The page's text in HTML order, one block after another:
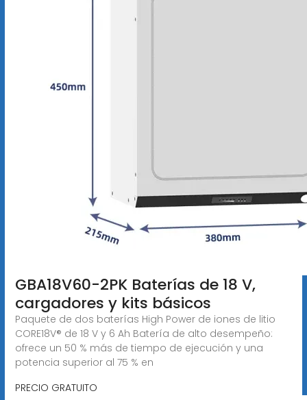
GBA18V60-2PK Baterías de 18 V,
cargadores y kits básicos
Paquete de dos baterías High Power de iones de litio
CORE18V® de 18 V y 6 Ah Batería de alto desempeño:
ofrece un 50 % más de tiempo de ejecución y una
potencia superior al 75 % en
PRECIO GRATUITO